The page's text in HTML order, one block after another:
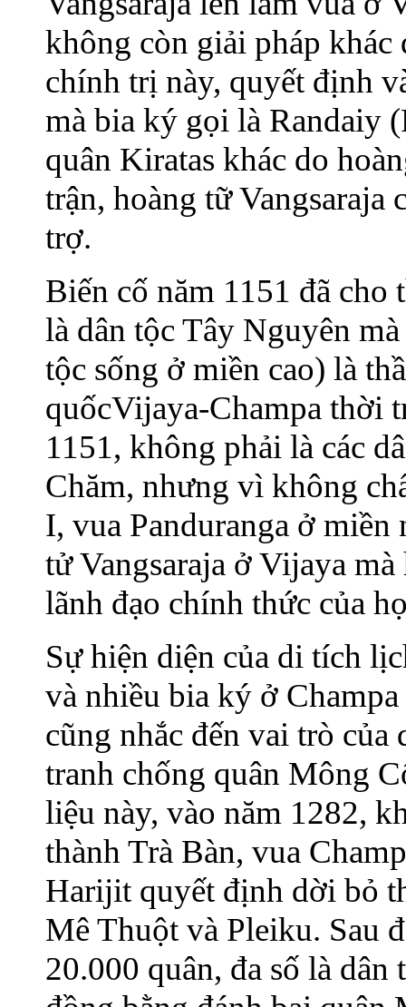
không còn giải pháp
chính trị này, quyết định
mà bia ký gọi là Randaiy
quân Kiratas khác do
trận, hoàng tữ
trợ.
Biến cố năm 1151 đã cho
là dân tộc Tây Nguyên
tộc sống ở miền cao) là
quốcVijaya-Champa thời
1151, không phải là các
Chăm, nhưng vì không
I, vua Panduranga ở miền
tử Vangsaraja ở Vijaya
lãnh đạo chính thức của
Sự hiện diện của di tích
và nhiều bia ký ở
cũng nhắc đến vai trò
tranh chống quân Mông
liệu này, vào năm 1282,
thành Trà Bàn, vua
Harijit quyết định dời bỏ
Mê Thuột và Pleiku. Sau
20.000 quân, đa số là